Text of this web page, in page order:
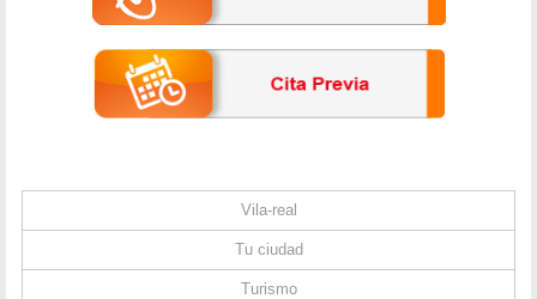
Vila-real
Tu ciudad
Turismo